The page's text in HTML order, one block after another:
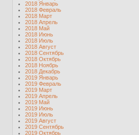
2018 Январь
2018 Февраль
2018 Март
2018 Апрель
2018 Май
2018 Июнь
2018 Июль
2018 Август
2018 Сентябрь
2018 Октябрь
2018 Ноябрь
2018 Декабрь
2019 Январь
2019 Февраль
2019 Март
2019 Апрель
2019 Май
2019 Июнь
2019 Июль
2019 Август
2019 Сентябрь
2019 Октябрь